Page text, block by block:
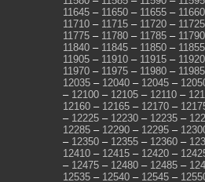
11645 – 11650 – 11655 – 11660
11710 – 11715 – 11720 – 11725
11775 – 11780 – 11785 – 11790
11840 – 11845 – 11850 – 11855
11905 – 11910 – 11915 – 11920
11970 – 11975 – 11980 – 11985
12035 – 12040 – 12045 –
– 12100 – 12105 – 12110 –
12160 – 12165 – 12170 –
– 12225 – 12230 – 12235 –
12285 – 12290 – 12295 –
– 12350 – 12355 – 12360 –
12410 – 12415 – 12420 –
– 12475 – 12480 – 12485 –
12535 – 12540 – 12545 –